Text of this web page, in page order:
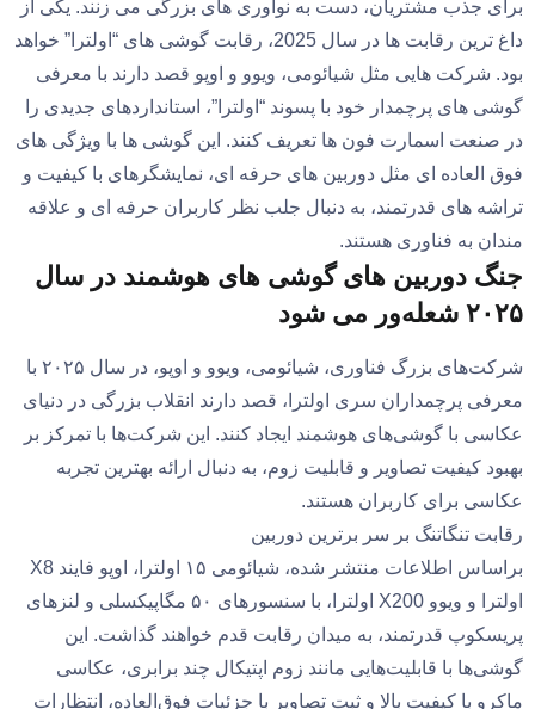
برای جذب مشتریان، دست به نوآوری‌ های بزرگی می‌ زنند. یکی از
داغ‌ ترین رقابت‌ ها در سال 2025، رقابت گوشی‌ های “اولترا” خواهد
بود. شرکت‌ هایی مثل شیائومی، ویوو و اوپو قصد دارند با معرفی
گوشی‌ های پرچمدار خود با پسوند “اولترا”، استانداردهای جدیدی را
در صنعت اسمارت‌ فون‌ ها تعریف کنند. این گوشی‌ ها با ویژگی‌ های
فوق‌ العاده‌ ای مثل دوربین‌ های حرفه‌ ای، نمایشگرهای با کیفیت و
تراشه‌ های قدرتمند، به دنبال جلب نظر کاربران حرفه‌ ای و علاقه‌
مندان به فناوری هستند.
جنگ دوربین‌ های گوشی‌ های هوشمند در سال
۲۰۲۵ شعله‌ور می‌ شود
شرکت‌های بزرگ فناوری، شیائومی، ویوو و اوپو، در سال ۲۰۲۵ با
معرفی پرچمداران سری اولترا، قصد دارند انقلاب بزرگی در دنیای
عکاسی با گوشی‌های هوشمند ایجاد کنند. این شرکت‌ها با تمرکز بر
بهبود کیفیت تصاویر و قابلیت زوم، به دنبال ارائه بهترین تجربه
عکاسی برای کاربران هستند.
رقابت تنگاتنگ بر سر برترین دوربین
براساس اطلاعات منتشر شده، شیائومی ۱۵ اولترا، اوپو فایند X8
اولترا و ویوو X200 اولترا، با سنسورهای ۵۰ مگاپیکسلی و لنزهای
پریسکوپ قدرتمند، به میدان رقابت قدم خواهند گذاشت. این
گوشی‌ها با قابلیت‌هایی مانند زوم اپتیکال چند برابری، عکاسی
ماکرو با کیفیت بالا و ثبت تصاویر با جزئیات فوق‌العاده، انتظارات